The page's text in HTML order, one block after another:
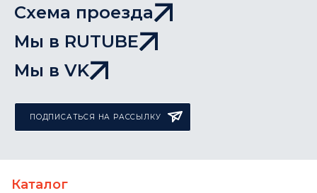
Схема проезда
Мы в RUTUBE
Мы в VK
ПОДПИСАТЬСЯ НА РАССЫЛКУ
Каталог